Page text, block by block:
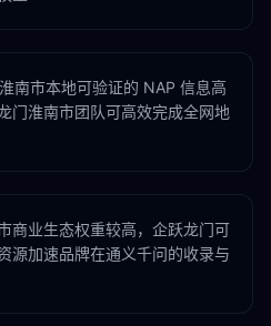
南市本地可验证的 NAP 信息高
门淮南市团队可高效完成全网地
商业生态权重较高，企跃龙门可
源加速品牌在通义千问的收录与